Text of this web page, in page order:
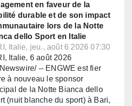
en faveur de la
durable et de son impact
lors de la Notte
dello Sport en Italie
Italie, jeu., août 6 2026 07:30
Italie, 6 août 2026
-- ENGWE est fier
à nouveau le sponsor
de la Notte Bianca dello
(nuit blanche du sport) à Bari,